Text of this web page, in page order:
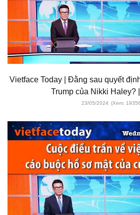
Vietface Today | Đằng sau quyết
Trump của Nikki Haley?
23/05/2024 (Xem: